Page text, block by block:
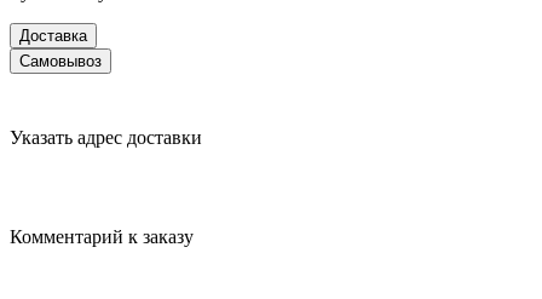
Доставка
Самовывоз
Указать адрес доставки
Комментарий к заказу